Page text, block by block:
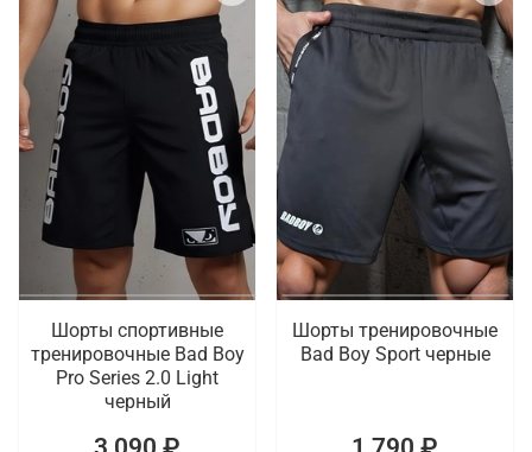
Шорты спортивные
тренировочные Bad Boy
Pro Series 2.0 Light
черный
Шорты тренировочные
Bad Boy Sport черные